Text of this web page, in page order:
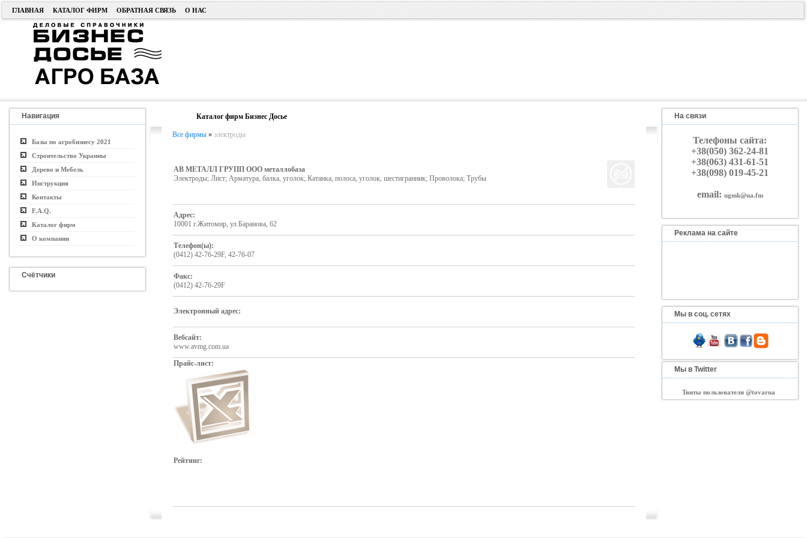
ГЛАВНАЯ КАТАЛОГ ФИРМ ОБРАТНАЯ СВЯЗЬ О НАС
Навигация
Базы по агробизнесу 2021
Строительство Украины
Дерево и Мебель
Инструкция
Контакты
F.A.Q.
Каталог фирм
О компании
Счётчики
Каталог фирм Бизнес Досье
Все фирмы» электроды
АВ МЕТАЛЛ ГРУПП ООО металлобаза
Электроды; Лист; Арматура, балка, уголок; Катанка, полоса, уголок, шестигранник; Проволока; Трубы
Адрес:
10001 г.Житомир, ул.Баранова, 62
Телефон(ы):
(0412) 42-76-29F, 42-76-07
Факс:
(0412) 42-76-29F
Электронный адрес:
Вебсайт:
www.avmg.com.ua
Прайс-лист:
Рейтинг:
На связи
Телефоны сайта:
+38(050) 362-24-81
+38(063) 431-61-51
+38(098) 019-45-21
email: ugmk@ua.fm
Реклама на сайте
Мы в соц. сетях
Мы в Twitter
Твиты пользователя @tovarua